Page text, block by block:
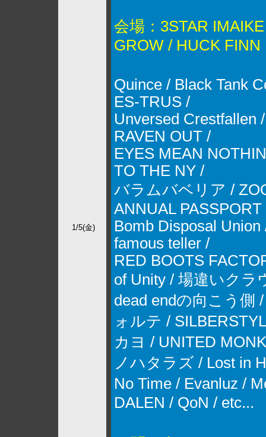
1/5(金)
会場：3STAR
GROW / HUCK FINN
Quince / Black Tank
ES-TRUS /
Unversed Crestfallen
RAVEN OUT /
EYES MEAN
TO THE NY /
バラムバベリア /
ANNUAL PASSPORT
Bomb Disposal Union
famous teller /
RED BOOTS
of Unity / 場違いクラ
dead endの向こう側
ォルテ /
カヨ / UNITED
ノハタラズ / Lost in
No Time / Evanluz /
DALEN / QoN / etc...